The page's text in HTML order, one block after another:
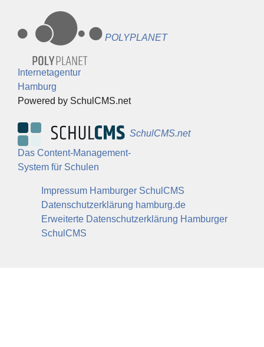
POLYPLANET
Internetagentur
Hamburg
Powered by SchulCMS.net
SchulCMS.net
Das Content-Management-
System für Schulen
Impressum Hamburger SchulCMS
Datenschutzerklärung hamburg.de
Erweiterte Datenschutzerklärung Hamburger
SchulCMS